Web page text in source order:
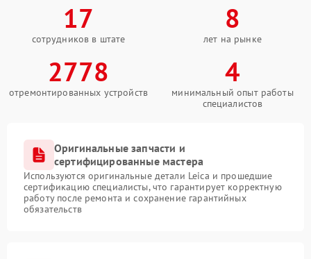
17
сотрудников в штате
8
лет на рынке
2778
отремонтированных устройств
4
минимальный опыт работы
специалистов
Оригинальные запчасти и
сертифицированные мастера
Используются оригинальные детали Leica и прошедшие
сертификацию специалисты, что гарантирует корректную
работу после ремонта и сохранение гарантийных
обязательств